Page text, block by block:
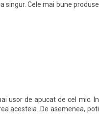
singur. Cele mai bune produse
usor de apucat de cel mic. In
acesteia. De asemenea, poti